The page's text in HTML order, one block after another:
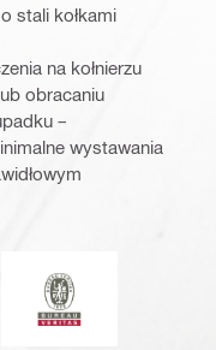
stali kołkami
na kołnierzu
obracaniu
–
wystawania
American Bureau of
Bureau Veritas